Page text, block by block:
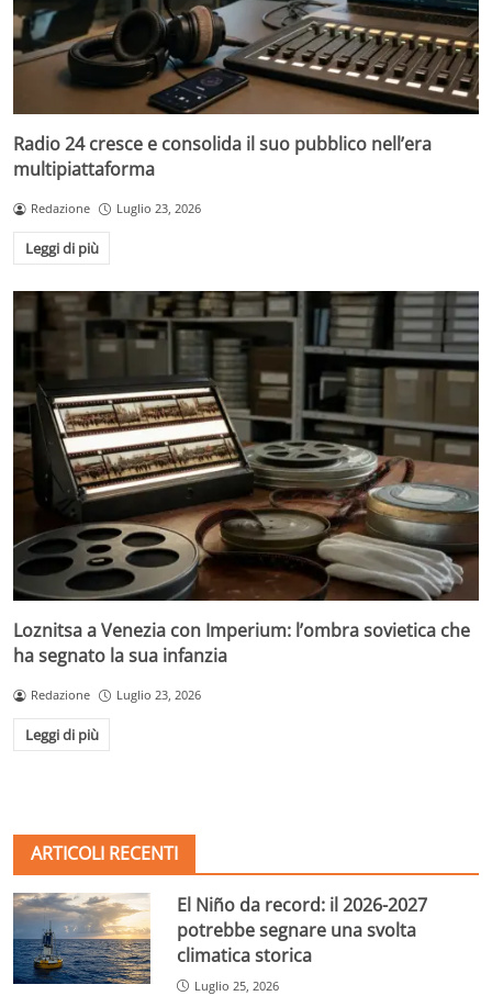
Radio 24 cresce e consolida il suo pubblico nell’era
multipiattaforma
Redazione Luglio 23, 2026
Leggi di più
Loznitsa a Venezia con Imperium: l’ombra sovietica che
ha segnato la sua infanzia
Redazione Luglio 23, 2026
Leggi di più
ARTICOLI RECENTI
El Niño da record: il 2026-2027
potrebbe segnare una svolta
climatica storica
Luglio 25, 2026